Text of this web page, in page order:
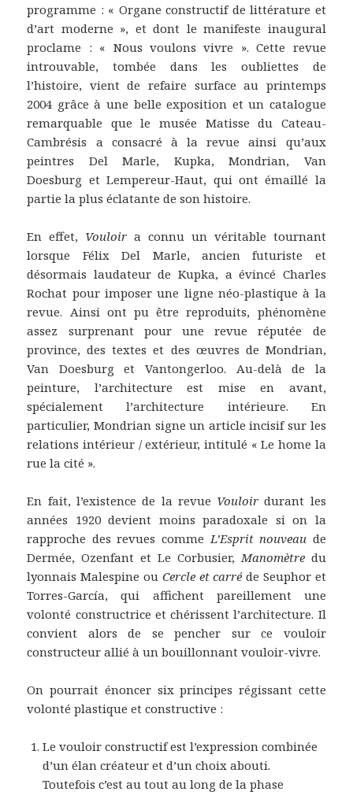
programme : « Organe constructif de littérature et
d’art moderne », et dont le manifeste inaugural
proclame : « Nous voulons vivre ». Cette revue
introuvable, tombée dans les oubliettes de
l’histoire, vient de refaire surface au printemps
2004 grâce à une belle exposition et un catalogue
remarquable que le musée Matisse du Cateau-
Cambrésis a consacré à la revue ainsi qu’aux
peintres Del Marle, Kupka, Mondrian, Van
Doesburg et Lempereur-Haut, qui ont émaillé la
partie la plus éclatante de son histoire.
En effet, Vouloira connu un véritable tournant
lorsque Félix Del Marle, ancien futuriste et
désormais laudateur de Kupka, a évincé Charles
Rochat pour imposer une ligne néo-plastique à la
revue. Ainsi ont pu être reproduits, phénomène
assez surprenant pour une revue réputée de
province, des textes et des œuvres de Mondrian,
Van Doesburg et Vantongerloo. Au-delà de la
peinture, l’architecture est mise en avant,
spécialement l’architecture intérieure. En
particulier, Mondrian signe un article incisif sur les
relations intérieur / extérieur, intitulé « Le home la
rue la cité ».
En fait, l’existence de la revue Vouloir durant les
années 1920 devient moins paradoxale si on la
rapproche des revues commeL’Esprit nouveau de
Dermée, Ozenfant et Le Corbusier,Manomètredu
lyonnais Malespine ou Cercle et carréde Seuphor et
Torres-García, qui affichent pareillement une
volonté constructrice et chérissent l’architecture. Il
convient alors de se pencher sur ce vouloir
constructeur allié à un bouillonnant vouloir-vivre.
On pourrait énoncer six principes régissant cette
volonté plastique et constructive :
Le vouloir constructif est l’expression combinée
d’un élan créateur et d’un choix abouti.
Toutefois c’est au tout au long de la phase